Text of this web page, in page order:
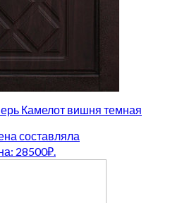
Камелот вишня темная
составляла
28500₽.